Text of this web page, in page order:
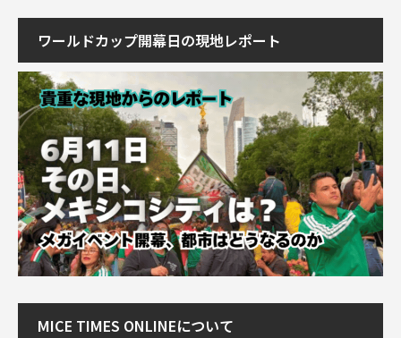
ワールドカップ開幕日の現地レポート
MICE TIMES ONLINEについて